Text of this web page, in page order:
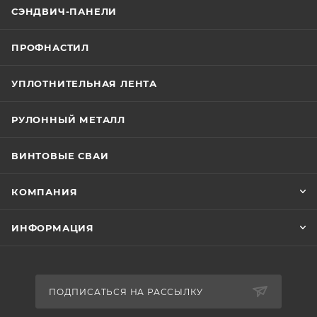
СЭНДВИЧ-ПАНЕЛИ
ПРОФНАСТИЛ
УПЛОТНИТЕЛЬНАЯ ЛЕНТА
РУЛОННЫЙ МЕТАЛЛ
ВИНТОВЫЕ СВАИ
КОМПАНИЯ
ИНФОРМАЦИЯ
ПОДПИСАТЬСЯ НА РАССЫЛКУ